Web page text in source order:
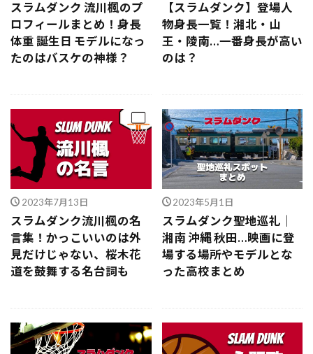
スラムダンク 流川楓のプ
ロフィールまとめ！身長
体重 誕生日 モデルになっ
たのはバスケの神様？
【スラムダンク】登場人
物身長一覧！湘北・山
王・陵南…一番身長が高い
のは？
2023年7月13日
スラムダンク流川楓の名
言集！かっこいいのは外
見だけじゃない、桜木花
道を鼓舞する名台詞も
2023年5月1日
スラムダンク聖地巡礼｜
湘南 沖縄 秋田…映画に登
場する場所やモデルとな
った高校まとめ